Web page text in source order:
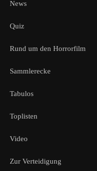
News
Quiz
Rund um den Horrorfilm
Sammlerecke
Tabulos
Toplisten
Video
Zur Verteidigung